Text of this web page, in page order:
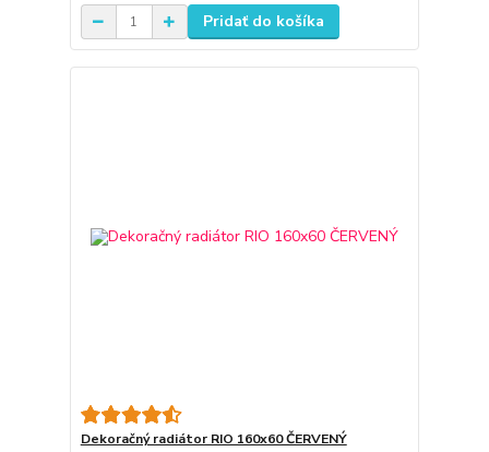
Pridať do košíka
Dekoračný radiátor RIO 160x60 ČERVENÝ